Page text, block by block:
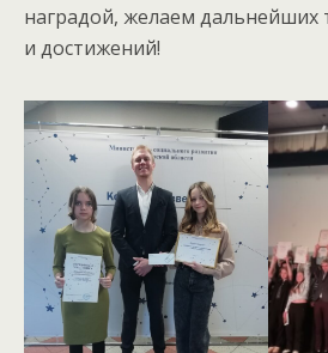
наградой, желаем дальнейших
и достижений!